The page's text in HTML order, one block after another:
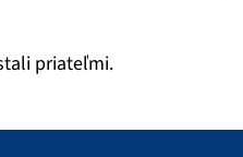
priateľmi.